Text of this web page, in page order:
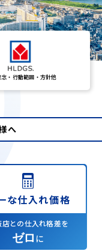
念・行動範囲・方針他
な仕入れ価格
店との仕入れ格差を
ゼロ に